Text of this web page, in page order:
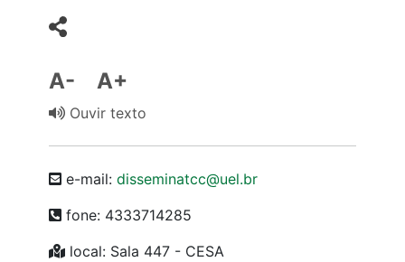
A- A+
Ouvir texto
e-mail: disseminatcc@uel.br
fone: 4333714285
local: Sala 447 - CESA